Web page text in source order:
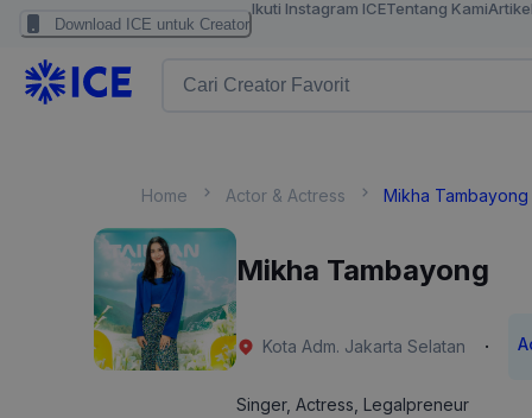
Download ICE untuk Creator
Ikuti Instagram ICETentang Kami
Home Actor & Actress Mikha Tambayong
Mikha Tambayong
Kota Adm. Jakarta Selatan ·
Singer, Actress, Legalpreneur